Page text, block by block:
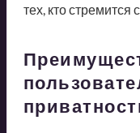
тех, кто стремится